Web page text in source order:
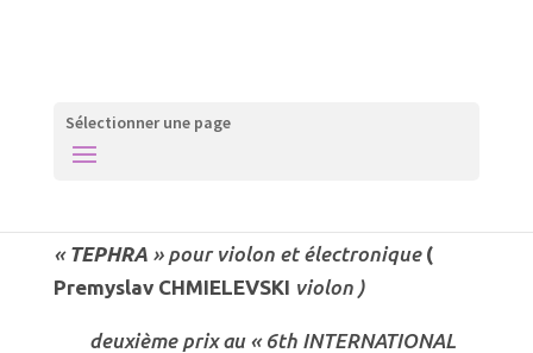
Sélectionner une page
« TEPHRA » pour violon et électronique (
Premyslav CHMIELEVSKI violon )
deuxième prix au « 6th INTERNATIONAL